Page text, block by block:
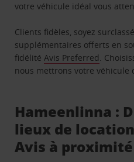
votre véhicule idéal vous
Clients fidèles, soyez
supplémentaires offerts en
fidélitéAvis Preferred.
nous mettrons votre véhicule
Hameenlinna :
lieux de
Avis à proximité